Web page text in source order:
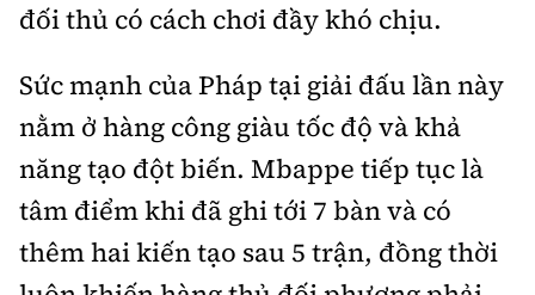
đối thủ có cách chơi đầy khó chịu.
Sức mạnh của Pháp tại giải đấu lần này
nằm ở hàng công giàu tốc độ và khả
năng tạo đột biến. Mbappe tiếp tục là
tâm điểm khi đã ghi tới 7 bàn và có
thêm hai kiến tạo sau 5 trận, đồng thời